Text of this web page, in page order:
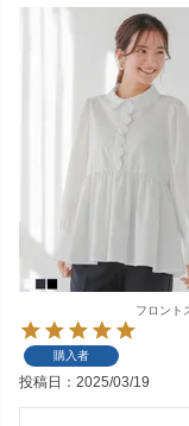
フロント
購入者
投稿日 2025/03/19